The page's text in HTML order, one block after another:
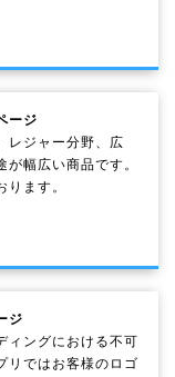
ージ
レジャー分野、広
幅広い商品です。
ります。
ジ
ィングにおける不可
リではお客様のロゴ